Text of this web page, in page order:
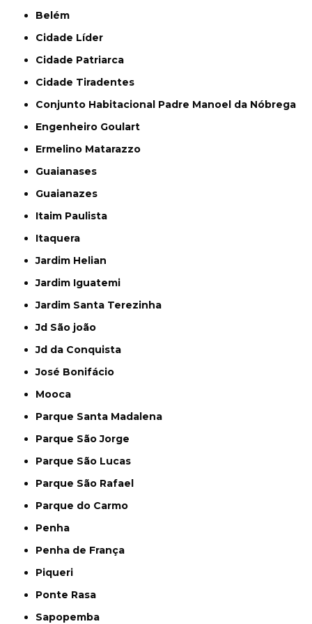
Belém
Cidade Líder
Cidade Patriarca
Cidade Tiradentes
Conjunto Habitacional Padre Manoel da Nóbrega
Engenheiro Goulart
Ermelino Matarazzo
Guaianases
Guaianazes
Itaim Paulista
Itaquera
Jardim Helian
Jardim Iguatemi
Jardim Santa Terezinha
Jd São joão
Jd da Conquista
José Bonifácio
Mooca
Parque Santa Madalena
Parque São Jorge
Parque São Lucas
Parque São Rafael
Parque do Carmo
Penha
Penha de França
Piqueri
Ponte Rasa
Sapopemba